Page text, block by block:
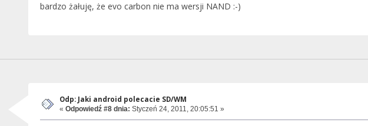
bardzo żałuję, że evo carbon nie ma wersji NAND :-)
Odp: Jaki android polecacie SD/WM
« Odpowiedź #8 dnia: Styczeń 24, 2011, 20:05:51 »